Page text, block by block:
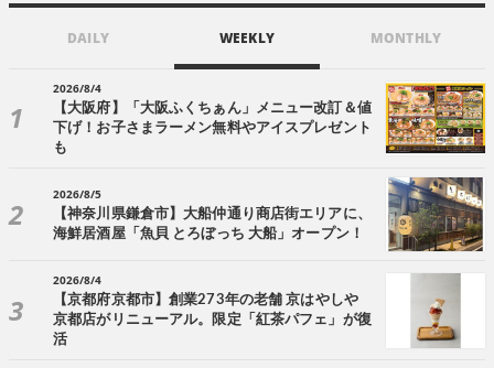
DAILY WEEKLY MONTHLY
2026/8/4
【大阪府】「大阪ふくちぁん」メニュー改訂＆値
下げ！お子さまラーメン無料やアイスプレゼント
も
2026/8/5
【神奈川県鎌倉市】大船仲通り商店街エリアに、
海鮮居酒屋「魚貝 とろぼっち 大船」オープン！
2026/8/4
【京都府京都市】創業273年の老舗 京はやしや
京都店がリニューアル。限定「紅茶パフェ」が復
活